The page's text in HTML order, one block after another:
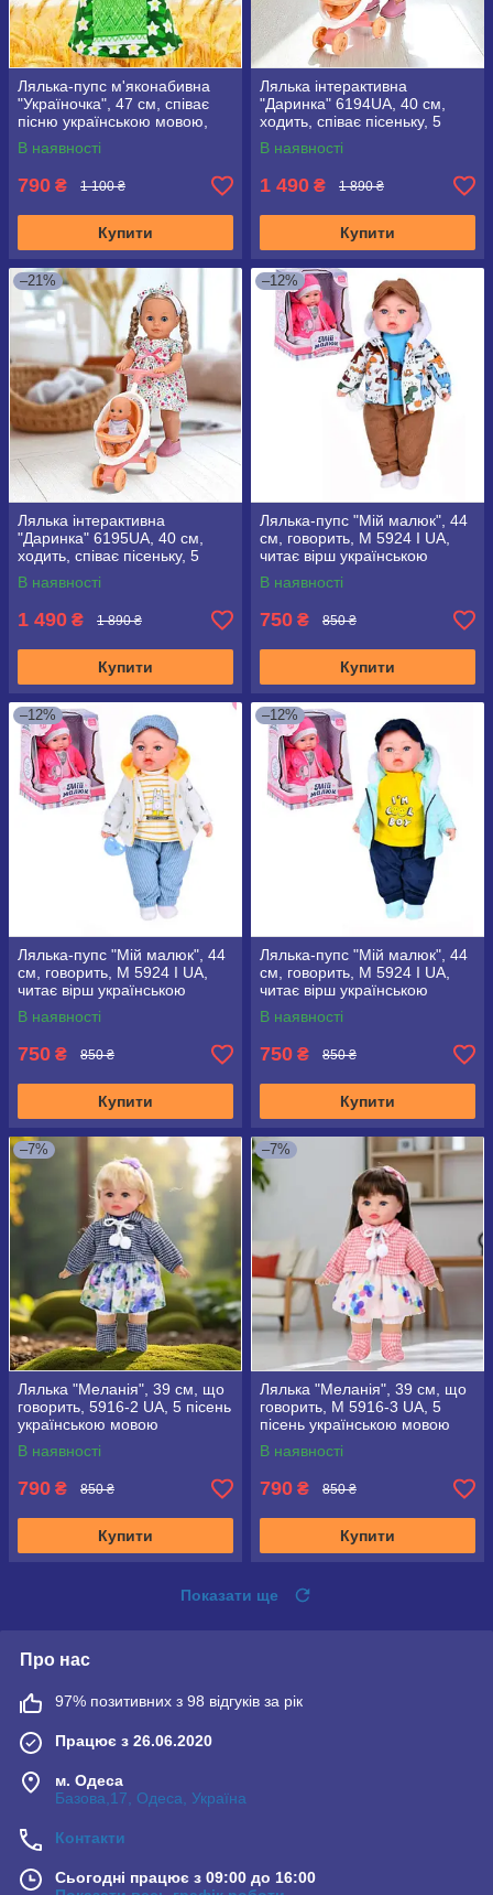
Лялька-пупс м'яконабивна
"Україночка", 47 см, співає
пісню українською мовою,
5079 I UA
В наявності
790 ₴ 1 100 ₴
Купити
Лялька інтерактивна
"Даринка" 6194UA, 40 см,
ходить, співає пісеньку, 5
функцій
В наявності
1 490 ₴ 1 890 ₴
Купити
–21%
Лялька інтерактивна
"Даринка" 6195UA, 40 см,
ходить, співає пісеньку, 5
функцій
В наявності
1 490 ₴ 1 890 ₴
Купити
–12%
Лялька-пупс "Мій малюк", 44
см, говорить, M 5924 I UA,
читає вірш українською
мовою
В наявності
750 ₴ 850 ₴
Купити
–12%
Лялька-пупс "Мій малюк", 44
см, говорить, M 5924 I UA,
читає вірш українською
мовою
В наявності
750 ₴ 850 ₴
Купити
–12%
Лялька-пупс "Мій малюк", 44
см, говорить, M 5924 I UA,
читає вірш українською
мовою
В наявності
750 ₴ 850 ₴
Купити
–7%
Лялька "Меланія", 39 см, що
говорить, 5916-2 UA, 5 пісень
українською мовою
В наявності
790 ₴ 850 ₴
Купити
–7%
Лялька "Меланія", 39 см, що
говорить, M 5916-3 UA, 5
пісень українською мовою
В наявності
790 ₴ 850 ₴
Купити
Показати ще
Про нас
97% позитивних з 98 відгуків за рік
Працює з 26.06.2020
м. Одеса
Базова,17, Одеса, Україна
Контакти
Сьогодні працює з 09:00 до 16:00